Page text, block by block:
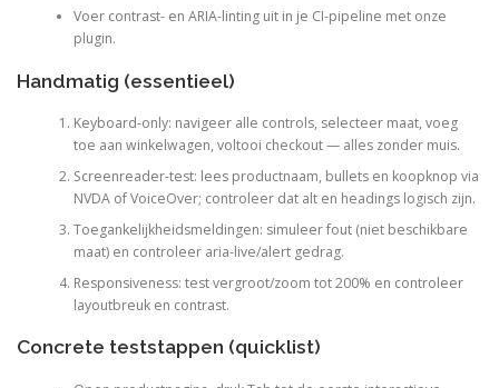
Voer contrast- en ARIA-linting uit in je CI-pipeline met onze
plugin.
Handmatig (essentieel)
Keyboard-only: navigeer alle controls, selecteer maat, voeg
toe aan winkelwagen, voltooi checkout — alles zonder muis.
Screenreader-test: lees productnaam, bullets en koopknop via
NVDA of VoiceOver; controleer dat alt en headings logisch zijn.
Toegankelijkheidsmeldingen: simuleer fout (niet beschikbare
maat) en controleer aria-live/alert gedrag.
Responsiveness: test vergroot/zoom tot 200% en controleer
layoutbreuk en contrast.
Concrete teststappen (quicklist)